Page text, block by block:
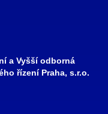
a Vyšší odborná
řízení Praha, s.r.o.